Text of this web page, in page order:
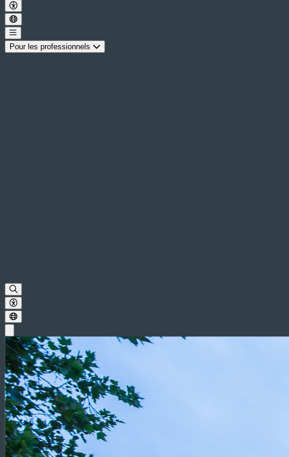
Pour les professionnels